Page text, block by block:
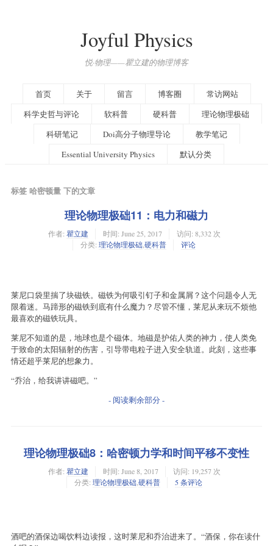
Joyful Physics
悦·物理——瞿立建的物理博客
首页 关于 留言 博客圈
常访网站
科学史哲与评论
软科普 硬科普
理论物理极础
科研笔记
Doi高分子物理导论
教学笔记
Essential University Physics
默认分类
标签 哈密顿量 下的文章
理论物理极础11：电力和磁力
作者: 瞿立建 时间: June 25, 2017
访问: 8,332 次
分类: 理论物理极础 硬科普 评论
莱尼口袋里揣了块磁铁。磁铁为何吸引钉子和金属屑？这个问题令人无
限着迷。马蹄形的磁铁到底有什么魔力？尽管不懂，莱尼从来玩不烦他
最喜欢的磁铁玩具。
莱尼不知道的是，地球也是个磁体。地磁是护佑人类的神力，使人类免
于致命的太阳辐射的伤害，引导带电粒子进入安全轨道。此刻，这些事
情还超乎莱尼的想象力。
“乔治，给我讲讲磁吧。”
- 阅读剩余部分 -
理论物理极础8：哈密顿力学和时间平移不变性
作者: 瞿立建 时间: June 8, 2017
访问: 19,257 次
分类: 理论物理极础 硬科普 5 条评论
酒吧的酒保边喝饮料边读报，这时莱尼和乔治进来了。“酒保，你在读什